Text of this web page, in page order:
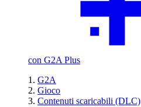
con G2A Plus
G2A
Gioco
Contenuti scaricabili (DLC)